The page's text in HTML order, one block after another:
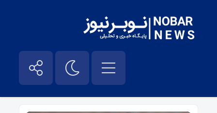
علی دایی – نوبر نیوز